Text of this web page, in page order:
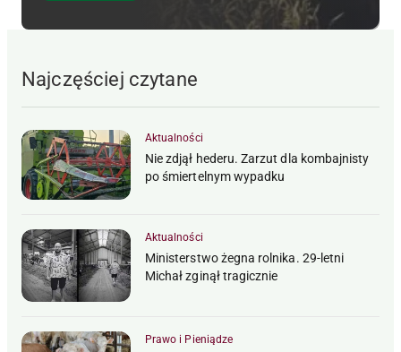
Najczęściej czytane
Aktualności
Nie zdjął hederu. Zarzut dla kombajnisty
po śmiertelnym wypadku
Aktualności
Ministerstwo żegna rolnika. 29-letni
Michał zginął tragicznie
Prawo i Pieniądze